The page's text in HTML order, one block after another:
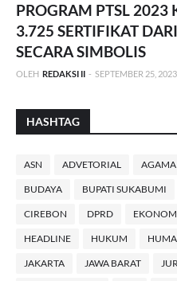
PROGRAM PTSL 2023
3.725 SERTIFIKAT
SECARA SIMBOLIS
OLEH REDAKSI II - SEPTEMBER 25, 2023
HASHTAG
ASN ADVETORIAL AGAMA
BUDAYA BUPATI SUKABUMI
CIREBON DPRD
HEADLINE HUKUM
JAKARTA JAWA BARAT